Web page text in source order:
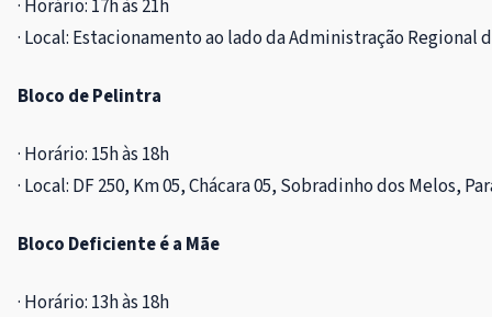
· Horário: 17h às 21h
· Local: Estacionamento ao lado da Administração Regional
Bloco de Pelintra
· Horário: 15h às 18h
· Local: DF 250, Km 05, Chácara 05, Sobradinho dos Melos,
Bloco Deficiente é a Mãe
· Horário: 13h às 18h